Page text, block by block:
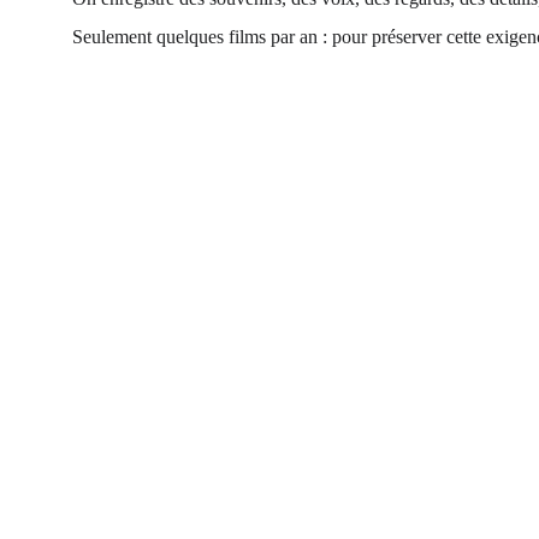
Seulement quelques films par an : pour préserver cette